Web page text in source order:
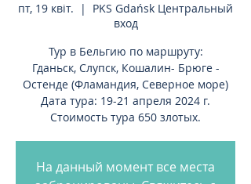
пт, 19 квіт.
  |
PKS Gdańsk Центральный
вход
Тур в Бельгию по маршруту:
Гданьск, Слупск, Кошалин- Брюге -
Остенде (Фламандия, Северное море)
Дата тура: 19-21 апреля 2024 г.
Стоимость тура 650 злотых.
На данный момент все места